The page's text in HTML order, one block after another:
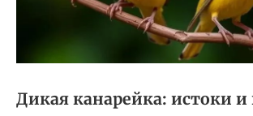
Дикая канарейка: истоки и